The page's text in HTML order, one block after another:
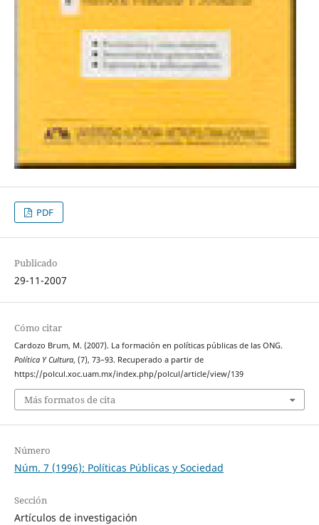
PDF
Publicado
29-11-2007
Cómo citar
Cardozo Brum, M. (2007). La formación en políticas públicas de las ONG.
Política Y Cultura, (7), 73–93. Recuperado a partir de
https://polcul.xoc.uam.mx/index.php/polcul/article/view/139
Más formatos de cita
Número
Núm. 7 (1996): Políticas Públicas y Sociedad
Sección
Artículos de investigación